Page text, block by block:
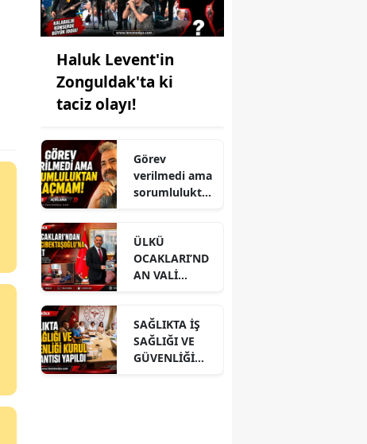
Haluk Levent'in
Zonguldak'ta ki
taciz olayı!
Görev
verilmedi ama
sorumlulukta
ÜLKÜ
OCAKLARI’ND
AN VALİ
ZİYARET
SAĞLIKTA İŞ
SAĞLIĞI VE
GÜVENLİĞİ